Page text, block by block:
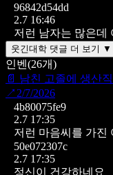
96842d54dd
2.7 16:46
저런 남자는 많은데
웃긴대학 댓글 더 보기 ▼
인벤 (26개)
📄 남친 고졸에 생산
↗ 2/7/2026
4b80075fe9
2.7 17:35
저런 마음씨를 가진
50e072307c
2.7 17:35
정신이 건강하네요